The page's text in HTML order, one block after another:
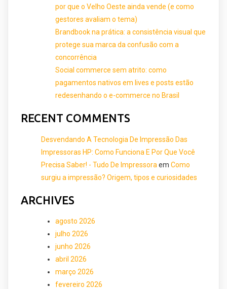
por que o Velho Oeste ainda vende (e como
gestores avaliam o tema)
Brandbook na prática: a consistência visual que
protege sua marca da confusão com a
concorrência
Social commerce sem atrito: como
pagamentos nativos em lives e posts estão
redesenhando o e-commerce no Brasil
RECENT COMMENTS
Desvendando A Tecnologia De Impressão Das
Impressoras HP: Como Funciona E Por Que Você
Precisa Saber! - Tudo De Impressora em Como
surgiu a impressão? Origem, tipos e curiosidades
ARCHIVES
agosto 2026
julho 2026
junho 2026
abril 2026
março 2026
fevereiro 2026